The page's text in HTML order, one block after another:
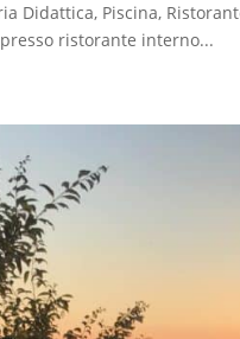
Didattica, Piscina,
ristorante interno...